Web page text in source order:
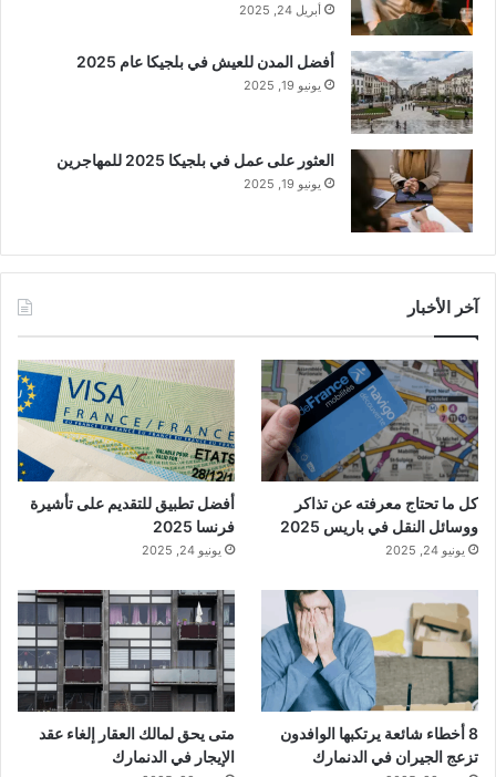
أبريل 24, 2025
أفضل المدن للعيش في بلجيكا عام 2025
يونيو 19, 2025
العثور على عمل في بلجيكا 2025 للمهاجرين
يونيو 19, 2025
آخر الأخبار
كل ما تحتاج معرفته عن تذاكر
ووسائل النقل في باريس 2025
يونيو 24, 2025
أفضل تطبيق للتقديم على تأشيرة
فرنسا 2025
يونيو 24, 2025
8 أخطاء شائعة يرتكبها الوافدون
تزعج الجيران في الدنمارك
متى يحق لمالك العقار إلغاء عقد
الإيجار في الدنمارك